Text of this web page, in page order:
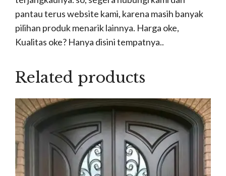
pantau terus website kami, karena masih banyak
pilihan produk menarik lainnya. Harga oke,
Kualitas oke? Hanya disini tempatnya..
Related products